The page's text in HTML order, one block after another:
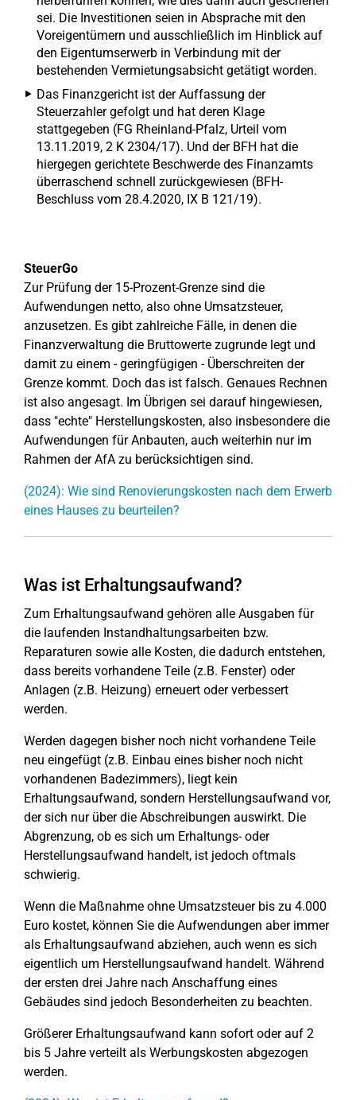
sei. Die Investitionen seien in Absprache mit den
Voreigentümern und ausschließlich im Hinblick auf
den Eigentumserwerb in Verbindung mit der
bestehenden Vermietungsabsicht getätigt worden.
Das Finanzgericht ist der Auffassung der
Steuerzahler gefolgt und hat deren Klage
stattgegeben (FG Rheinland-Pfalz, Urteil vom
13.11.2019, 2 K 2304/17). Und der BFH hat die
hiergegen gerichtete Beschwerde des Finanzamts
überraschend schnell zurückgewiesen (BFH-
Beschluss vom 28.4.2020, IX B 121/19).
SteuerGo
Zur Prüfung der 15-Prozent-Grenze sind die
Aufwendungen netto, also ohne Umsatzsteuer,
anzusetzen. Es gibt zahlreiche Fälle, in denen die
Finanzverwaltung die Bruttowerte zugrunde legt und
damit zu einem - geringfügigen - Überschreiten der
Grenze kommt. Doch das ist falsch. Genaues Rechnen
ist also angesagt. Im Übrigen sei darauf hingewiesen,
dass "echte" Herstellungskosten, also insbesondere die
Aufwendungen für Anbauten, auch weiterhin nur im
Rahmen der AfA zu berücksichtigen sind.
(2024): Wie sind Renovierungskosten nach dem Erwerb
eines Hauses zu beurteilen?
Was ist Erhaltungsaufwand?
Zum Erhaltungsaufwand gehören alle Ausgaben für
die laufenden Instandhaltungsarbeiten bzw.
Reparaturen sowie alle Kosten, die dadurch entstehen,
dass bereits vorhandene Teile (z.B. Fenster) oder
Anlagen (z.B. Heizung) erneuert oder verbessert
werden.
Werden dagegen bisher noch nicht vorhandene Teile
neu eingefügt (z.B. Einbau eines bisher noch nicht
vorhandenen Badezimmers), liegt kein
Erhaltungsaufwand, sondern Herstellungsaufwand vor,
der sich nur über die Abschreibungen auswirkt. Die
Abgrenzung, ob es sich um Erhaltungs- oder
Herstellungsaufwand handelt, ist jedoch oftmals
schwierig.
Wenn die Maßnahme ohne Umsatzsteuer bis zu 4.000
Euro kostet, können Sie die Aufwendungen aber immer
als Erhaltungsaufwand abziehen, auch wenn es sich
eigentlich um Herstellungsaufwand handelt. Während
der ersten drei Jahre nach Anschaffung eines
Gebäudes sind jedoch Besonderheiten zu beachten.
Größerer Erhaltungsaufwand kann sofort oder auf 2
bis 5 Jahre verteilt als Werbungskosten abgezogen
werden.